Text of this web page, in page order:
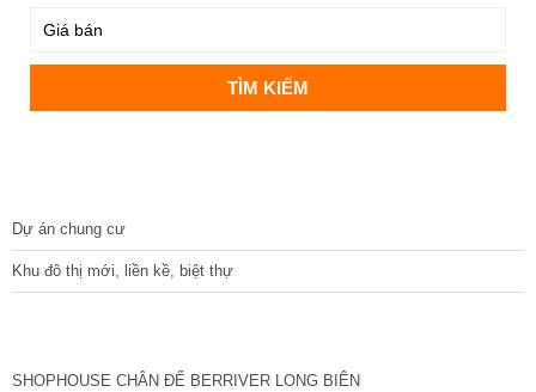
Dự án chung cư
Khu đô thị mới, liền kề, biệt thự
SHOPHOUSE CHÂN ĐẾ BERRIVER LONG BIÊN